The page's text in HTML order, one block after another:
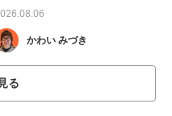
かわい みづき
る